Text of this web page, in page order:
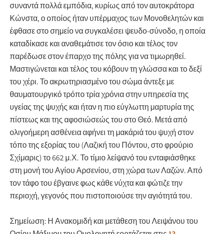
συναντά πολλά εμπόδια, κυρίως από τον αυτοκράτορα
Κώνστα, ο οποίος ήταν υπέρμαχος των Μονοθελητών και
έφθασε στο σημείο να συγκαλέσει ψευδο-σύνοδο, η οποία
καταδίκασε και αναθεμάτισε τον όσιο και τέλος τον
παρέδωσε στον έπαρχο της πόλης για να τιμωρηθεί.
Μαστιγώνεται και τέλος του κόβουν τη γλώσσα και το δεξί
του χέρι. Το ακρωτηριασμένο του σώμα άντεξε με
θαυματουργικό τρόπο τρία χρόνια στην υπηρεσία της
υγείας της ψυχής και ήταν η πιο εύγλωττη μαρτυρία της
πίστεως και της αφοσιώσεώς του στο Θεό. Μετά από
ολιγοήμερη ασθένεια αφήνει τη μακάριά του ψυχή στον
τόπο της εξορίας του (Λαζική του Πόντου, στο φρούριο
Σχίμαρις) το 662 μ.Χ. Το τίμιο λείψανό του ενταφιάσθηκε
στη μονή του Αγίου Αρσενίου, στη χώρα των Λαζών. Από
τον τάφο του έβγαινε φως κάθε νύχτα και φώτιζε την
περιοχή, γεγονός που πιστοποιούσε την αγιότητά του.
Σημείωση: Η Ανακομιδή και μετάθεση του Λειψάνου του